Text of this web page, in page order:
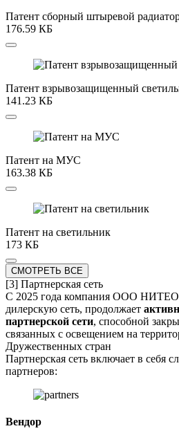
Патент сборный штыревой
176.59 КБ
Патент взрывозащищенный
141.23 КБ
Патент на МУС
163.38 КБ
Патент на светильник
173 КБ
СМОТРЕТЬ ВСЕ
[3] Партнерская сеть
С 2025 года компания ООО
дилерскую сеть, продолжает
партнерской сети, способной
связанных с освещением на
Дружественных стран
Партнерская сеть включает в себя
партнеров:
Вендор